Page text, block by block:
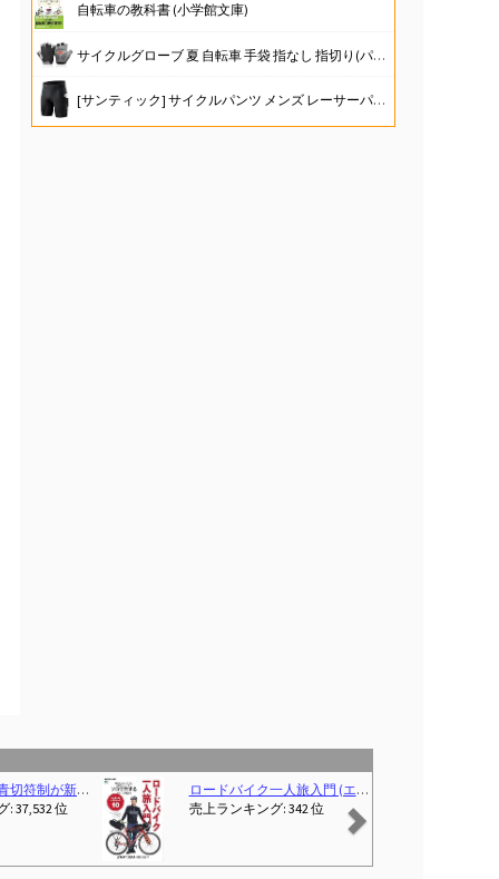
自転車の教科書 (小学館文庫)
サイクルグローブ 夏 自転車 手袋 指なし 指切り(パッド衝撃吸収/メッシュ通気性/3D立体/耐磨耗性/滑り止め) サイクリンググローブ ロードバイク 伸縮性 メンズ レディース 男女兼用 (ブラック, L)
[サンティック] サイクルパンツ メンズ レーサーパンツ サイクリング ロードバイク インナー 自転車 サイクルウエア パッド付 春 夏 吸汗速乾(ブラック M)
車泥棒(吹替版)
ランキング: 位
ROCKBROS 自転車 鍵 ワイヤーロック 4桁ダイヤル式 カギ不要 盗難防止 自転車 ロック ワイヤー パスワード変更 ヘルメット サドル ロードバイク MTB 電動自転車 バイク 軽量 コンパクト 持ち運び便利 長さ130~150cm ブルー
売上ランキング: 5 位
Next